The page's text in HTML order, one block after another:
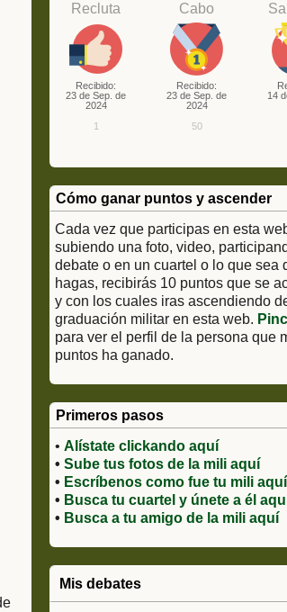
Recluta
Recibido:
23 de Sep. de
2024
1
Cabo
Recibido:
23 de Sep. de
2024
50
14
Cómo ganar puntos y ascender
Cada vez que participas en esta
subiendo una foto, video,
debate o en un cuartel o lo que sea
hagas, recibirás 10 puntos que se
y con los cuales iras ascendiendo
graduación militar en esta web.
para ver el perfil de la persona que
puntos ha ganado.
Primeros pasos
• Alístate clickando aquí
• Sube tus fotos de la mili aquí
• Escríbenos como fue tu mili aquí
• Busca tu cuartel y únete a él
• Busca a tu amigo de la mili aquí
Mis debates